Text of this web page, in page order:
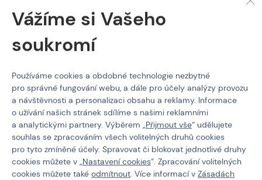
Pružný lem
kolem krku
-Dobrásavost potu
Pohodlnédětské tričkos krátkým rukávem od značky
vyroben ze 100% bavlny. Výstřih je u krku kruhovitý a je
ohraničenýpružným lemem proti škrcení. Trikodobře saje pot.
Trička Mil-Tec Dětské tričko s krátkým rukávem
Vlastnosti
Vážíme si Vašeho
soukromí
Používáme cookies a obdobné technologie nezbytné
pro správné fungování webu, a dále pro účely analýzy provozu
a návštěvnosti a personalizaci obsahu a reklamy. Informace
o užívání našich stránek sdílíme s našimi reklamními
a analytickými partnery. Výběrem „Přijmout vše“ udělujete
souhlas se zpracováním všech volitelných druhů cookies
pro tyto zmíněné účely. Spravovat či blokovat jednotlivé druhy
cookies můžete v „Nastavení cookies“. Zpracování volitelných
cookies můžete také odmítnout. Více informací v Zásadách